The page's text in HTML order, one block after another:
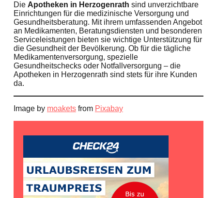
Die Apotheken in Herzogenrath sind unverzichtbare
Einrichtungen für die medizinische Versorgung und
Gesundheitsberatung. Mit ihrem umfassenden Angebot
an Medikamenten, Beratungsdiensten und besonderen
Serviceleistungen bieten sie wichtige Unterstützung für
die Gesundheit der Bevölkerung. Ob für die tägliche
Medikamentenversorgung, spezielle
Gesundheitschecks oder Notfallversorgung – die
Apotheken in Herzogenrath sind stets für ihre Kunden
da.
Image by moakets from Pixabay